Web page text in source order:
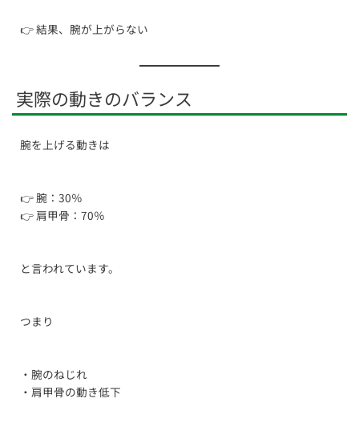
👉 結果、腕が上がらない
実際の動きのバランス
腕を上げる動きは
👉 腕：30％
👉 肩甲骨：70％
と言われています。
つまり
・腕のねじれ
・肩甲骨の動き低下